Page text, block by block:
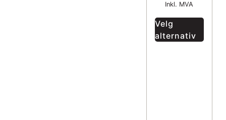
Inkl. MVA
Velg
alternativ